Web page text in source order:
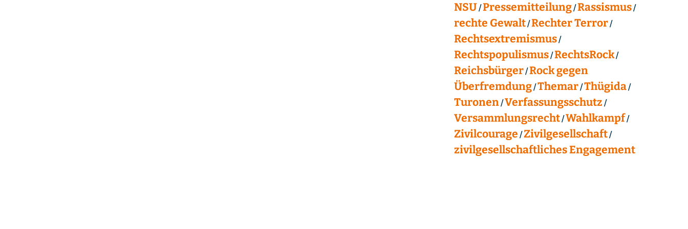
NSU Pressemitteilung Rassismus
rechte Gewalt Rechter Terror
Rechtsextremismus
Rechtspopulismus RechtsRock
Reichsbürger Rock gegen
Überfremdung Themar Thügida
Turonen Verfassungsschutz
Versammlungsrecht Wahlkampf
Zivilcourage Zivilgesellschaft
zivilgesellschaftliches Engagement